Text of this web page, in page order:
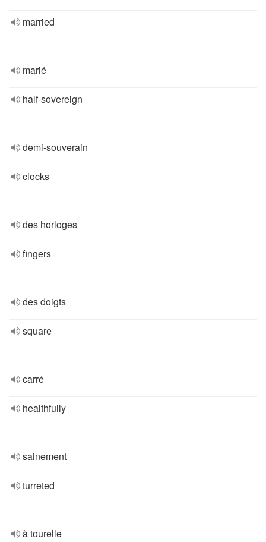
married
marié
half-sovereign
demi-souverain
clocks
des horloges
fingers
des doigts
square
carré
healthfully
sainement
turreted
à tourelle